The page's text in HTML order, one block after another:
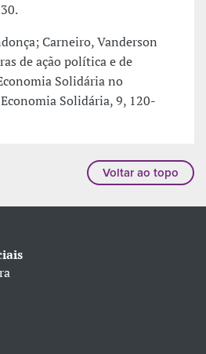
Carneiro, Vanderson
de ação política e de
Solidária no
Solidária, 9, 120-
Voltar ao topo